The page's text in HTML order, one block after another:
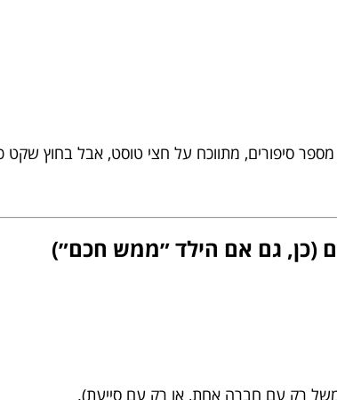
סיפורים, מתווכח על חצי טוסט, אבל בחוץ שקט
רק עם חברה אחת, או רק עם סייעת).